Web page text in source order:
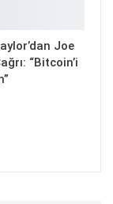
Joe
“Bitcoin’i